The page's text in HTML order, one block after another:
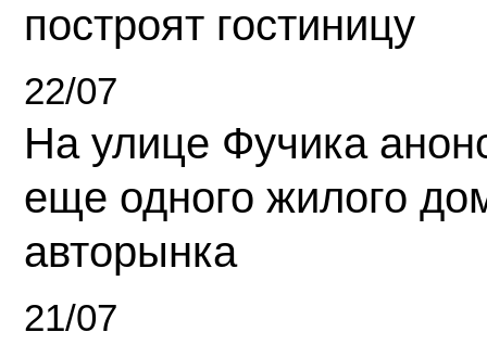
построят гостиницу
22/07
На улице Фучика
еще одного жилого
авторынка
21/07